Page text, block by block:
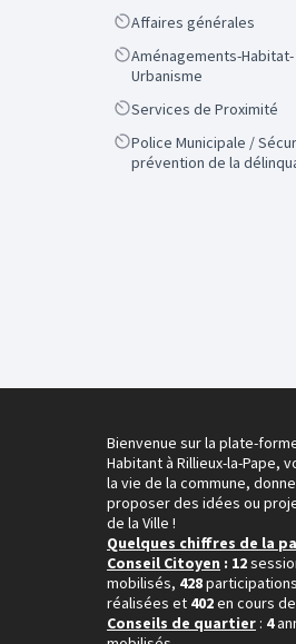
ScopeAffaires générales
Scope
Aménagements-Habitat-
Urbanisme
ScopeServices de Proximité
Scope
Police Municipale / Sécurité et
prévention de la
Bienvenue sur la plate-
Habitant à Rillieux-la-Pape,
la vie de la commune,
proposer des idées ou
de la Ville !
Quelques chiffres de la
Conseil Citoyen : 12
mobilisés, 428
réalisées et 402en cours
Conseils de quartier : 4